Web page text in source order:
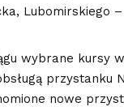
Lubomirskiego
wybrane kursy
przystanku
nowe